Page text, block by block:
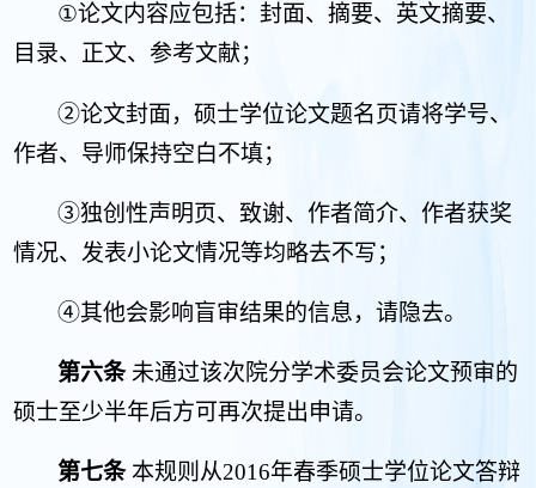
①论文内容应包括：封面、摘要、英文摘要、
目录、正文、参考文献；
②论文封面，硕士学位论文题名页请将学号、
作者、导师保持空白不填；
③独创性声明页、致谢、作者简介、作者获奖
情况、发表小论文情况等均略去不写；
④其他会影响盲审结果的信息，请隐去。
第六条 未通过该次院分学术委员会论文预审的
硕士至少半年后方可再次提出申请。
第七条 本规则从2016年春季硕士学位论文答辩